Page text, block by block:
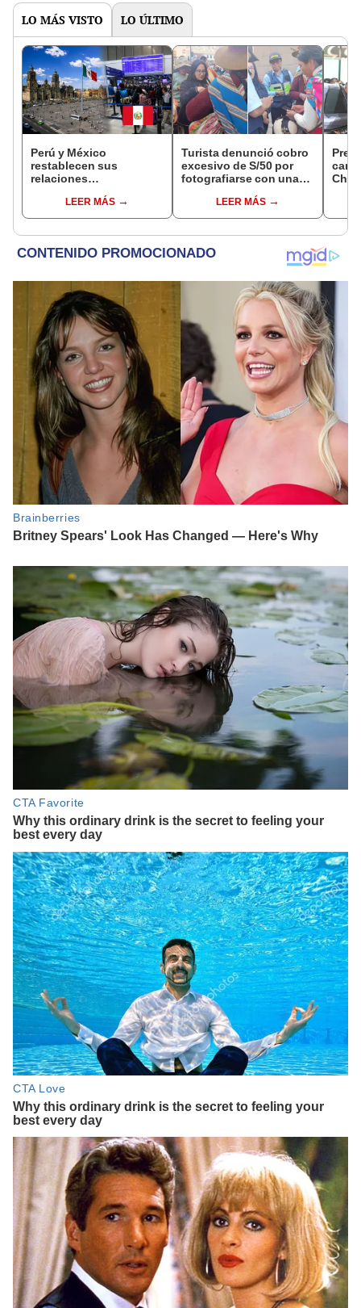
LO MÁS VISTO LO ÚLTIMO
Perú y México
restablecen sus
relaciones
anulan los visados?
LEER MÁS
Turista denunció cobro
excesivo de S/50 por
fotografiarse con una
serenazgo recuperó el
dinero
LEER MÁS